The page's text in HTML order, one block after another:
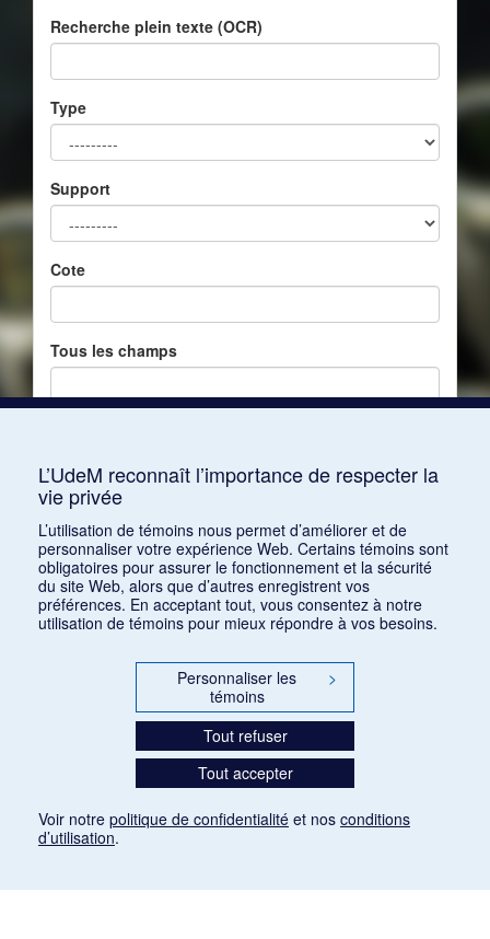
Recherche plein texte (OCR)
Type
Support
Cote
Tous les champs
Classer par :auteur (a) |auteur (d)|date (a)|date (d)
(a) |titre (d)|ajout récent
L’UdeM reconnaît l’importance de respecter la
vie privée
L’utilisation de témoins nous permet d’améliorer et de
personnaliser votre expérience Web. Certains témoins sont
obligatoires pour assurer le fonctionnement et la sécurité
du site Web, alors que d’autres enregistrent vos
préférences. En acceptant tout, vous consentez à notre
utilisation de témoins pour mieux répondre à vos besoins.
Personnaliser les
témoins
>
Tout refuser
Tout accepter
Voir notre politique de confidentialité et nos conditions
d’utilisation.